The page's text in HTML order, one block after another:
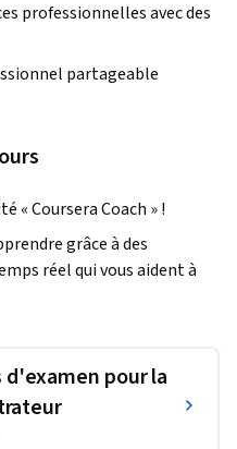
professionnelles avec des
partageable
« Coursera Coach » !
grâce à des
réel qui vous aident à
en question vos idées
au fur et à
plongerez dans les
de la sécurité et des
Apprenez à utiliser Data
pour la